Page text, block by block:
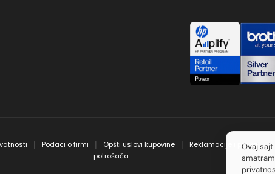
Podaci o firmi Opšti uslovi kupovine
Reklamacije i prava
potrošača
Ovaj